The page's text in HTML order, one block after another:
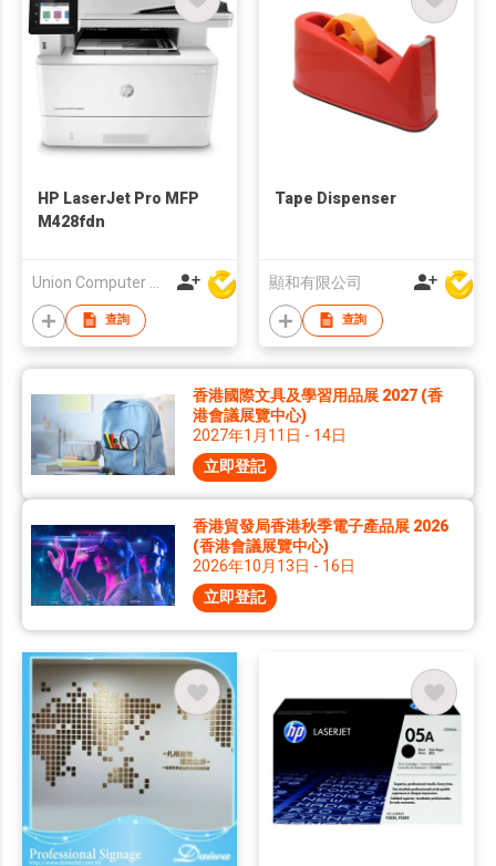
HP LaserJet Pro MFP
M428fdn
查詢
Tape Dispenser
顯和有限公司
查詢
香港國際文具及學習用品展 2027 (香
港會議展覽中心)
2027年1月11日 - 14日
立即登記
香港貿發局香港秋季電子產品展 2026
(香港會議展覽中心)
2026年10月13日 - 16日
立即登記